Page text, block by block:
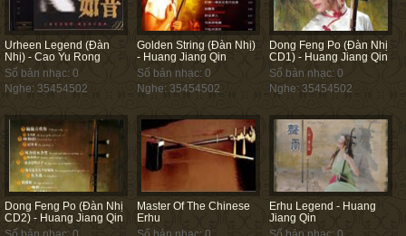
Urheen Legend (Đàn
Nhị) - Cao Yu Rong
Số bản nhạc: 0
Nghe: 35454502
Golden String (Đàn Nhị)
- Huang Jiang Qin
Số bản nhạc: 0
Nghe: 35454502
Dong Feng Po (Đàn Nhị
CD1) - Huang Jiang Qin
Số bản nhạc: 0
Nghe: 35454502
Dong Feng Po (Đàn Nhị
CD2) - Huang Jiang Qin
Master Of The Chinese
Erhu
Erhu Legend - Huang
Jiang Qin